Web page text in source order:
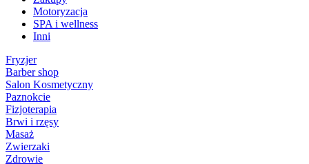
Motoryzacja
SPA i wellness
Inni
Fryzjer
Barber shop
Salon Kosmetyczny
Paznokcie
Fizjoterapia
Brwi i rzęsy
Masaż
Zwierzaki
Zdrowie